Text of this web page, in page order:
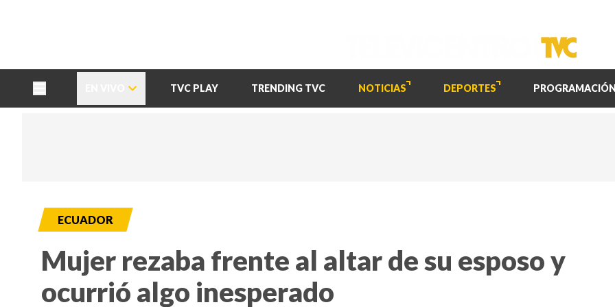
TVC PLAY TRENDING TVC NOTICIAS DEPORTES PROGRAMACIÓN
ECUADOR
Mujer rezaba frente al altar de su esposo y
ocurrió algo inesperado